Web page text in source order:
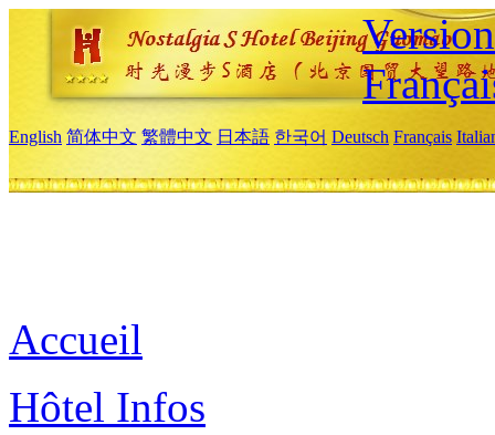
English 简体中文 繁體中文 日本語 한국어 Deutsch Français
Accueil
Hôtel Infos